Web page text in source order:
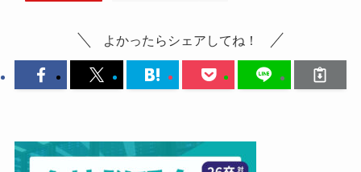
よかったらシェアしてね！